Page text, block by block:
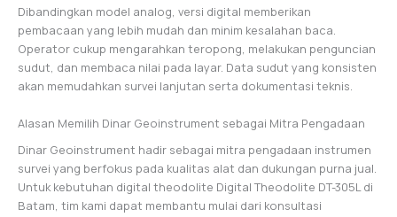
Dibandingkan model analog, versi digital memberikan
pembacaan yang lebih mudah dan minim kesalahan baca.
Operator cukup mengarahkan teropong, melakukan penguncian
sudut, dan membaca nilai pada layar. Data sudut yang konsisten
akan memudahkan survei lanjutan serta dokumentasi teknis.
Alasan Memilih Dinar Geoinstrument sebagai Mitra Pengadaan
Dinar Geoinstrument hadir sebagai mitra pengadaan instrumen
survei yang berfokus pada kualitas alat dan dukungan purna jual.
Untuk kebutuhan digital theodolite Digital Theodolite DT-305L di
Batam, tim kami dapat membantu mulai dari konsultasi